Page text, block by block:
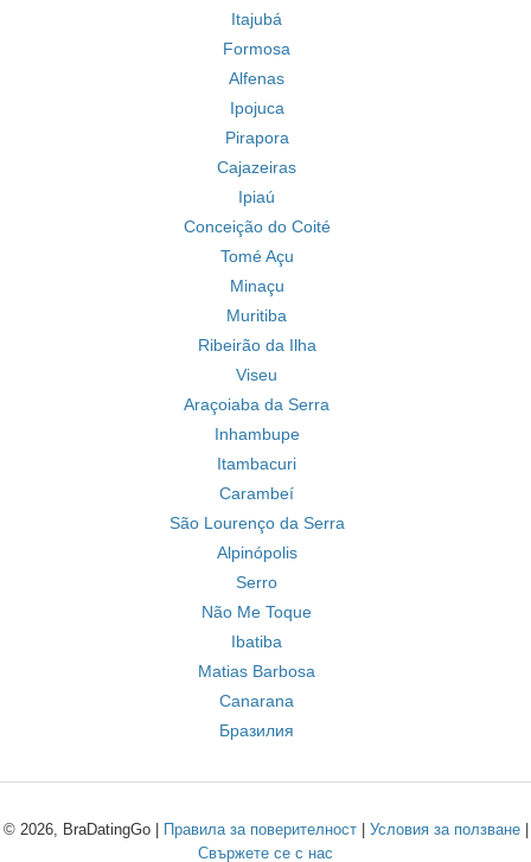
Itajubá
Formosa
Alfenas
Ipojuca
Pirapora
Cajazeiras
Ipiaú
Conceição do Coité
Tomé Açu
Minaçu
Muritiba
Ribeirão da Ilha
Viseu
Araçoiaba da Serra
Inhambupe
Itambacuri
Carambeí
São Lourenço da Serra
Alpinópolis
Serro
Não Me Toque
Ibatiba
Matias Barbosa
Canarana
Бразилия
© 2026, BraDatingGo | Правила за поверителност| Условия за ползване|
Свържете се с нас